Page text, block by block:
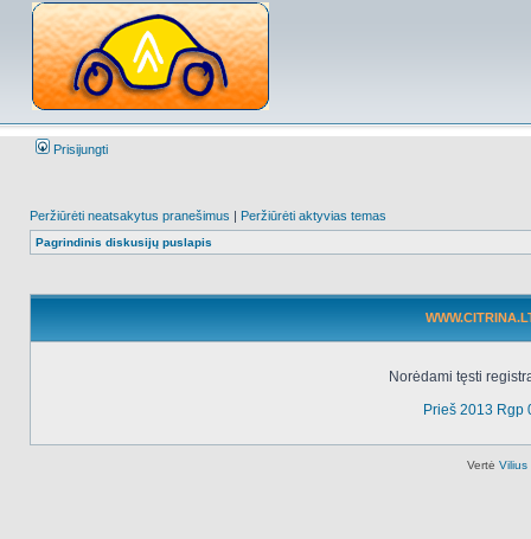
Prisijungti
Peržiūrėti neatsakytus pranešimus | Peržiūrėti aktyvias temas
Pagrindinis diskusijų puslapis
Norėdami tęsti
Prieš 2013 Rgp
Vertė Vilius